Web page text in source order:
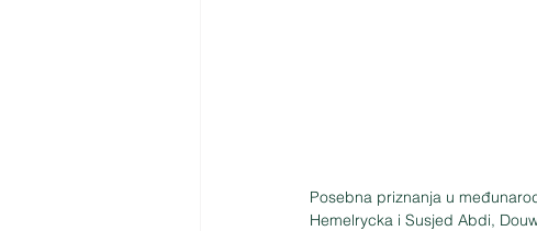
Posebna priznanja u
Hemelrycka i Susjed Abdi,